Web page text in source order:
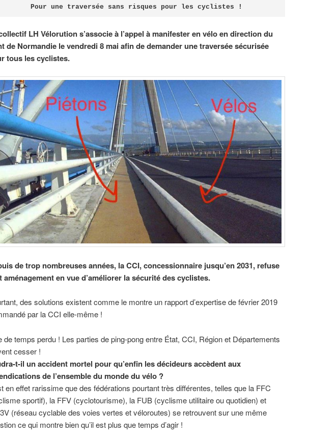
Pour une traversée sans risques pour les cyclistes !
LH Vélorution s’associe à l’appel à manifester en vélo en direction du
de Normandie le vendredi 8 mai afin de demander une traversée sécurisée
tous les cyclistes.
de trop nombreuses années, la CCI, concessionnaire jusqu’en 2031, refuse
aménagement en vue d’améliorer la sécurité des cyclistes.
des solutions existent comme le montre un rapport d’expertise de février 2019
par la CCI elle-même !
de temps perdu ! Les parties de ping-pong entre État, CCI, Région et Départements
cesser !
t-il un accident mortel pour qu’enfin les décideurs accèdent aux
de l’ensemble du monde du vélo ?
en effet rarissime que des fédérations pourtant très différentes, telles que la FFC
sportif), la FFV (cyclotourisme), la FUB (cyclisme utilitaire ou quotidien) et
(réseau cyclable des voies vertes et véloroutes) se retrouvent sur une même
ce qui montre bien qu’il est plus que temps d’agir !